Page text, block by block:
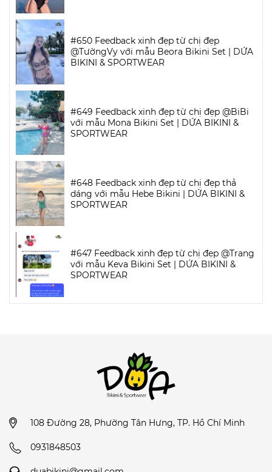
#650 Feedback xinh đẹp từ chị đẹp
@TườngVy với mẫu Beora Bikini Set | DỨA
BIKINI & SPORTWEAR
#649 Feedback xinh đẹp từ chị đẹp @BiBi
với mẫu Mona Bikini Set | DỨA BIKINI &
SPORTWEAR
#648 Feedback xinh đẹp từ chị đẹp thả
dáng với mẫu Hebe Bikini | DỨA BIKINI &
SPORTWEAR
#647 Feedback xinh đẹp từ chị đẹp @Trang
với mẫu Keva Bikini Set | DỨA BIKINI &
SPORTWEAR
108 Đường 28, Phường Tân Hưng, TP. Hồ Chí Minh
0931848503